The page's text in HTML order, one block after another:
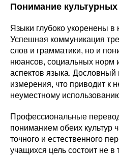
Понимание культурных
Языки глубоко укоренены в
Успешная коммуникация
слов и грамматики, но и
нюансов, социальных норм
аспектов языка. Дословный
измерения, что приводит к
неуместному
Профессиональные
пониманием обеих культур
точного и естественного
учащихся цель состоит не в